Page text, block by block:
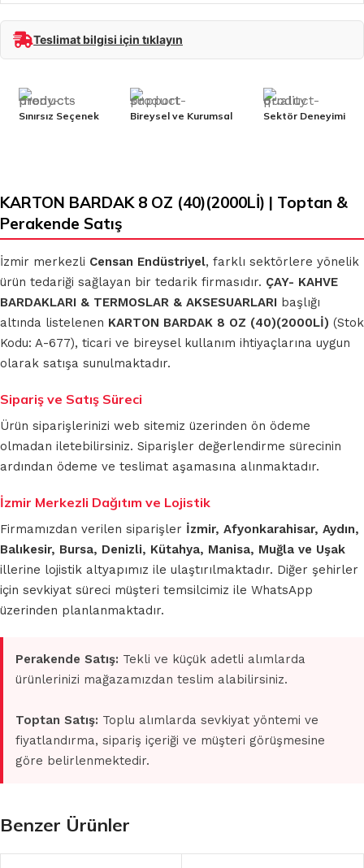
Teslimat bilgisi için tıklayın
Sınırsız Seçenek Bireysel ve Kurumsal Sektör Deneyimi
KARTON BARDAK 8 OZ (40)(2000Lİ) | Toptan &
Perakende Satış
İzmir merkezli Censan Endüstriyel, farklı sektörlere yönelik
ürün tedariği sağlayan bir tedarik firmasıdır. ÇAY- KAHVE
BARDAKLARI & TERMOSLAR & AKSESUARLARI başlığı
altında listelenen KARTON BARDAK 8 OZ (40)(2000Lİ) (Stok
Kodu: A-677), ticari ve bireysel kullanım ihtiyaçlarına uygun
olarak satışa sunulmaktadır.
Sipariş ve Satış Süreci
Ürün siparişlerinizi web sitemiz üzerinden ön ödeme
olmadan iletebilirsiniz. Siparişler değerlendirme sürecinin
ardından ödeme ve teslimat aşamasına alınmaktadır.
İzmir Merkezli Dağıtım ve Lojistik
Firmamızdan verilen siparişler İzmir, Afyonkarahisar, Aydın,
Balıkesir, Bursa, Denizli, Kütahya, Manisa, Muğla ve Uşak
illerine lojistik altyapımız ile ulaştırılmaktadır. Diğer şehirler
için sevkiyat süreci müşteri temsilcimiz ile WhatsApp
üzerinden planlanmaktadır.
Perakende Satış: Tekli ve küçük adetli alımlarda
ürünlerinizi mağazamızdan teslim alabilirsiniz.
Toptan Satış: Toplu alımlarda sevkiyat yöntemi ve
fiyatlandırma, sipariş içeriği ve müşteri görüşmesine
göre belirlenmektedir.
Benzer Ürünler